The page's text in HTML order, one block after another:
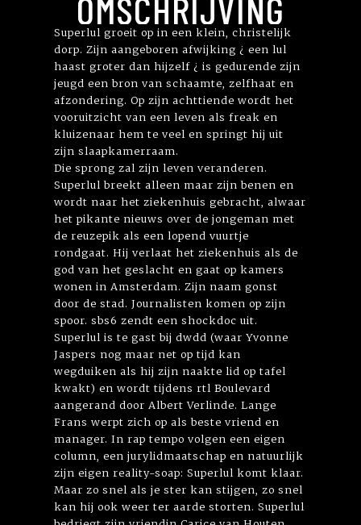
OMSCHRIJVING
Superlul groeit op in een klein, christelijk
dorp. Zijn aangeboren afwijking ¿ een lul
haast groter dan hijzelf ¿ is gedurende zijn
jeugd een bron van schaamte, zelfhaat en
afzondering. Op zijn achttiende wordt het
vooruitzicht van een leven als freak en
kluizenaar hem te veel en springt hij uit
zijn slaapkamerraam.
Die sprong zal zijn leven veranderen.
Superlul breekt alleen maar zijn benen en
wordt naar het ziekenhuis gebracht, alwaar
het pikante nieuws over de jongeman met
de reuzepik als een lopend vuurtje
rondgaat. Hij verlaat het ziekenhuis als de
god van het geslacht en gaat op kamers
wonen in Amsterdam. Zijn naam gonst
door de stad. Journalisten komen op zijn
spoor. sbs6 zendt een shockdoc uit.
Superlul is te gast bij dwdd (waar Yvonne
Jaspers nog maar net op tijd kan
wegduiken als hij zijn naakte lid op tafel
kwakt) en wordt tijdens rtl Boulevard
aangerand door Albert Verlinde. Lange
Frans werpt zich op als beste vriend en
manager. In rap tempo volgen een eigen
column, een jurylidmaatschap en natuurlijk
zijn eigen reality-soap: Superlul komt klaar.
Maar zo snel als je ster kan stijgen, zo snel
kan hij ook weer ter aarde storten. Superlul